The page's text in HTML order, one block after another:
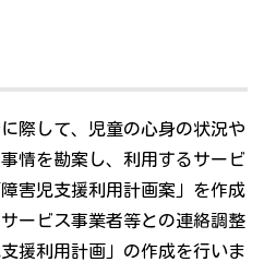
際して、児童の心身の状況や
情を勘案し、利用するサービ
害児支援利用計画案」を作成
ービス事業者等との連絡調整
援利用計画」の作成を行いま